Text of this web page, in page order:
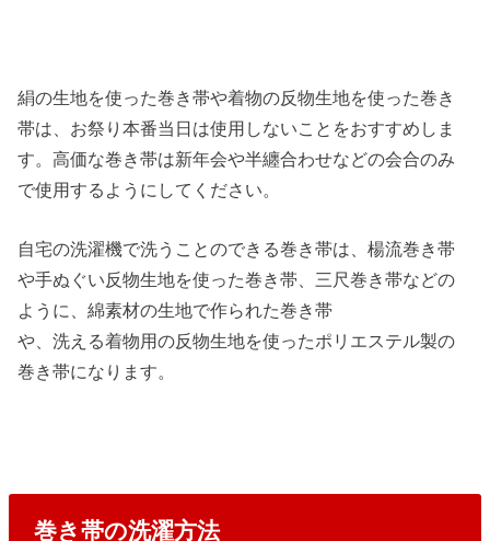
絹の生地を使った巻き帯や着物の反物生地を使った巻き
帯は、お祭り本番当日は使用しないことをおすすめしま
す。高価な巻き帯は新年会や半纏合わせなどの会合のみ
で使用するようにしてください。
自宅の洗濯機で洗うことのできる巻き帯は、楊流巻き帯
や手ぬぐい反物生地を使った巻き帯、三尺巻き帯などの
ように、綿素材の生地で作られた巻き帯
や、洗える着物用の反物生地を使ったポリエステル製の
巻き帯になります。
巻き帯の洗濯方法